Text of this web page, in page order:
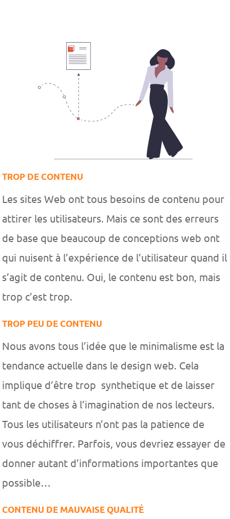
TROP DE CONTENU
Les sites Web ont tous besoins de contenu pour
attirer les utilisateurs. Mais ce sont des erreurs
de base que beaucoup de conceptions web ont
qui nuisent à l’expérience de l’utilisateur quand il
s’agit de contenu. Oui, le contenu est bon, mais
trop c’est trop.
TROP PEU DE CONTENU
Nous avons tous l’idée que le minimalisme est la
tendance actuelle dans le design web. Cela
implique d’être trop synthetique et de laisser
tant de choses à l’imagination de nos lecteurs.
Tous les utilisateurs n’ont pas la patience de
vous déchiffrer. Parfois, vous devriez essayer de
donner autant d’informations importantes que
possible…
CONTENU DE MAUVAISE QUALITÉ